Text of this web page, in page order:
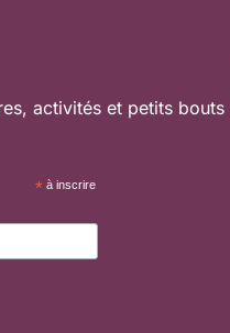
activités et petits bouts
* à inscrire